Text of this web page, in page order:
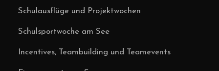
Schulausflüge und Projektwochen
Schulsportwoche am See
Incentives, Teambuilding und Teamevents